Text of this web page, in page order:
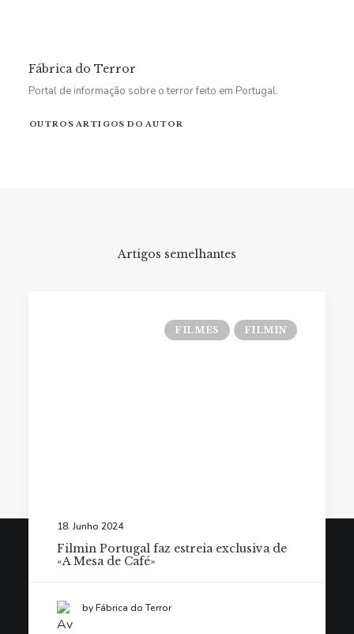
Fábrica do Terror
Portal de informação sobre o terror feito em Portugal.
OUTROS ARTIGOS DO AUTOR
Artigos semelhantes
FILMES FILMIN
18. Junho 2024
Filmin Portugal faz estreia exclusiva de
«A Mesa de Café»
by Fábrica do Terror